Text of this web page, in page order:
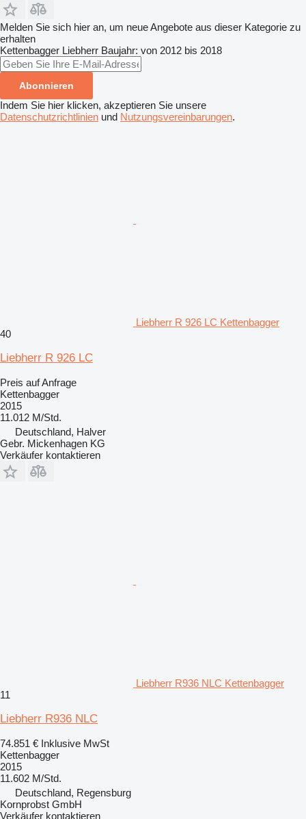
Melden Sie sich hier an, um neue Angebote aus dieser Kategorie zu
erhalten
Kettenbagger Liebherr Baujahr: von 2012 bis 2018
Abonnieren
Indem Sie hier klicken, akzeptieren Sie unsere
Datenschutzrichtlinien und Nutzungsvereinbarungen.
Liebherr R 926 LC Kettenbagger
40
Liebherr R 926 LC
Preis auf Anfrage
Kettenbagger
2015
11.012 M/Std.
Deutschland, Halver
Gebr. Mickenhagen KG
Verkäufer kontaktieren
Liebherr R936 NLC Kettenbagger
11
Liebherr R936 NLC
74.851 € Inklusive MwSt
Kettenbagger
2015
11.602 M/Std.
Deutschland, Regensburg
Kornprobst GmbH
Verkäufer kontaktieren